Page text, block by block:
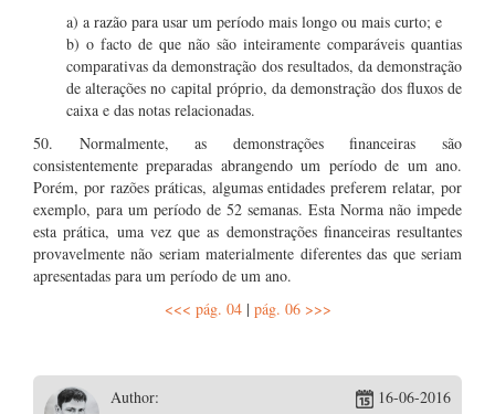
a) a razão para usar um período mais longo ou mais curto; e
b) o facto de que não são inteiramente comparáveis quantias
comparativas da demonstração dos resultados, da demonstração
de alterações no capital próprio, da demonstração dos fluxos de
caixa e das notas relacionadas.
50. Normalmente, as demonstrações financeiras são
consistentemente preparadas abrangendo um período de um ano.
Porém, por razões práticas, algumas entidades preferem relatar, por
exemplo, para um período de 52 semanas. Esta Norma não impede
esta prática, uma vez que as demonstrações financeiras resultantes
provavelmente não seriam materialmente diferentes das que seriam
apresentadas para um período de um ano.
<<< pág. 04| pág. 06 >>>
Author: 16-06-2016